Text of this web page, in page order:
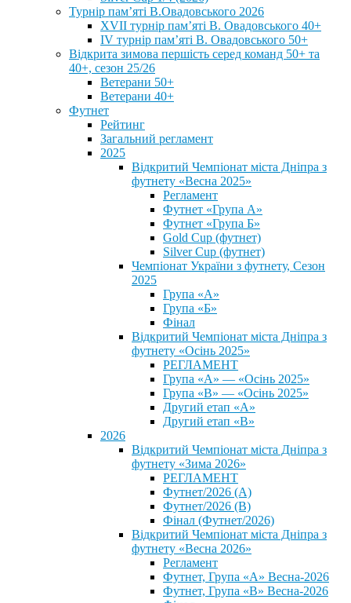
Турнір пам’яті В.Овадовського 2026
XVII турнір пам’яті В. Овадовського 40+
IV турнір пам’яті В. Овадовського 50+
Відкрита зимова першість серед команд 50+ та
40+, сезон 25/26
Ветерани 50+
Ветерани 40+
Футнет
Рейтинг
Загальний регламент
2025
Відкритий Чемпіонат міста Дніпра з
футнету «Весна 2025»
Регламент
Футнет «Група А»
Футнет «Група Б»
Gold Cup (футнет)
Silver Cup (футнет)
Чемпіонат України з футнету, Сезон
2025
Група «А»
Група «Б»
Фінал
Відкритий Чемпіонат міста Дніпра з
футнету «Осінь 2025»
РЕГЛАМЕНТ
Група «А» — «Осінь 2025»
Група «В» — «Осінь 2025»
Другий етап «А»
Другий етап «В»
2026
Відкритий Чемпіонат міста Дніпра з
футнету «Зима 2026»
РЕГЛАМЕНТ
Футнет/2026 (А)
Футнет/2026 (В)
Фінал (Футнет/2026)
Відкритий Чемпіонат міста Дніпра з
футнету «Весна 2026»
Регламент
Футнет, Група «А» Весна-2026
Футнет, Група «В» Весна-2026